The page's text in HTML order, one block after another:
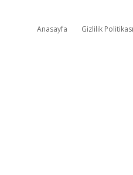
Anasayfa Gizlilik Politikası